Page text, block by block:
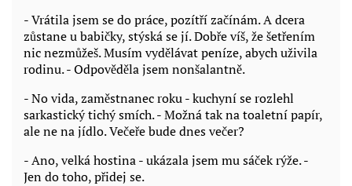
- Vrátila jsem se do práce, pozítří začínám. A dcera
zůstane u babičky, stýská se jí. Dobře víš, že šetřením
nic nezmůžeš. Musím vydělávat peníze, abych uživila
rodinu. - Odpověděla jsem nonšalantně.
- No vida, zaměstnanec roku - kuchyní se rozlehl
sarkastický tichý smích. - Možná tak na toaletní papír,
ale ne na jídlo. Večeře bude dnes večer?
- Ano, velká hostina - ukázala jsem mu sáček rýže. -
Jen do toho, přidej se.